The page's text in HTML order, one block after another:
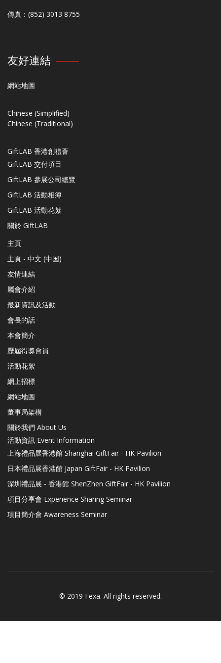
傳真：(852) 3013 8755
友好連結
網站地圖
Chinese (Simplified)
Chinese (Traditional)
GiftLAB 香港創禮薈
GiftLAB 交付項目
GiftLAB 參展公司總覽
GiftLAB 活動相簿
GiftLAB 活動花絮
關於 GiftLAB
主頁
主頁 - 中文 (中国)
友情連結
屬會介紹
最新資訊及活動
會長的話
本會簡介
歷屆得獎會員
活動花絮
網上招標
網站地圖
董事局架構
關於我們 About Us
活動資訊 Event Information
上海禮品展香港館 Shanghai GiftFair - HK Pavilion
日本禮品展香港館 Japan GiftFair - HK Pavilion
深圳禮品展 - 香港館 ShenZhen GiftFair - HK Pavilion
項目分享會 Experience Sharing Seminar
項目簡介會 Awareness Seminar
© 2019 Fexa. All rights reserved.